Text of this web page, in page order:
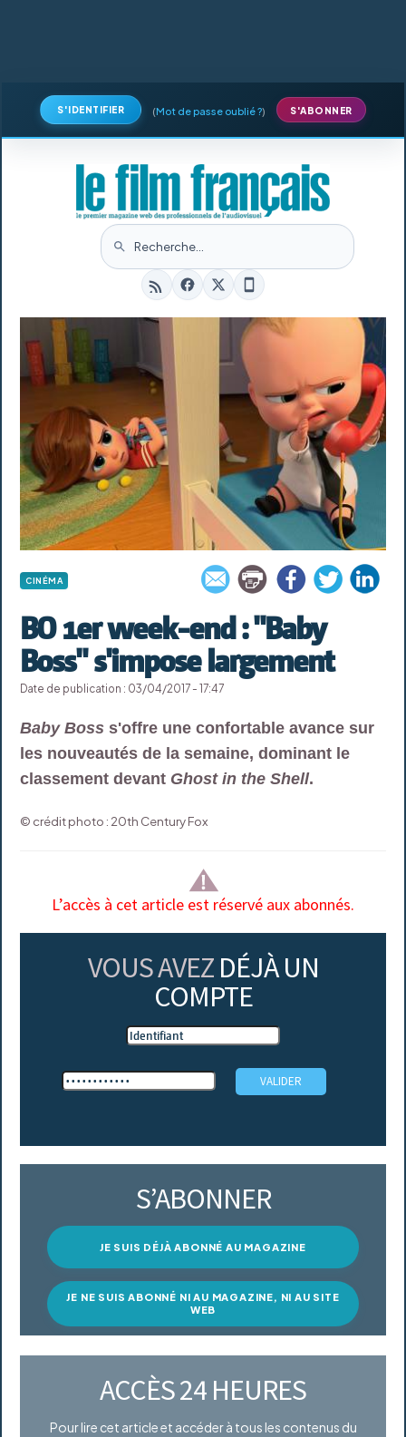
S'IDENTIFIER (Mot de passe oublié ?) S'ABONNER
CINÉMA
BO 1er week-end : "Baby
Boss" s'impose largement
Date de publication : 03/04/2017 - 17:47
Baby Boss s'offre une confortable avance sur
les nouveautés de la semaine, dominant le
classement devant Ghost in the Shell.
© crédit photo : 20th Century Fox
L’accès à cet article est réservé aux abonnés.
VOUS AVEZ DÉJÀ UN
COMPTE
S’ABONNER
JE SUIS DÉJÀ ABONNÉ AU MAGAZINE
JE NE SUIS ABONNÉ NI AU MAGAZINE, NI AU SITE
WEB
ACCÈS 24 HEURES
Pour lire cet article et accéder à tous les contenus du